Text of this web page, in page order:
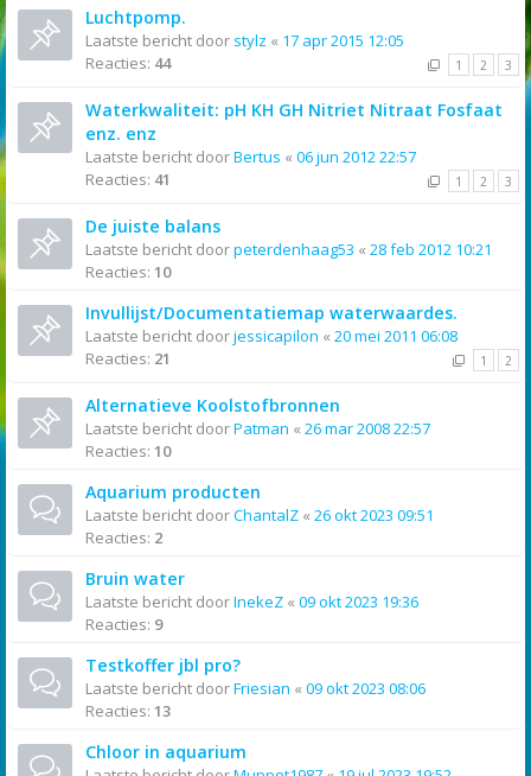
Luchtpomp.
Laatste bericht door stylz « 17 apr 2015 12:05
Reacties: 44 1 2 3
Waterkwaliteit: pH KH GH Nitriet Nitraat Fosfaat
enz. enz
Laatste bericht doorBertus « 06 jun 2012 22:57
Reacties: 41 1 2 3
De juiste balans
Laatste bericht doorpeterdenhaag53 « 28 feb 2012 10:21
Reacties: 10
Invullijst/Documentatiemap waterwaardes.
Laatste bericht doorjessicapilon « 20 mei 2011 06:08
Reacties: 21 1 2
Alternatieve Koolstofbronnen
Laatste bericht doorPatman « 26 mar 2008 22:57
Reacties: 10
Aquarium producten
Laatste bericht doorChantalZ « 26 okt 2023 09:51
Reacties: 2
Bruin water
Laatste bericht doorInekeZ « 09 okt 2023 19:36
Reacties: 9
Testkoffer jbl pro?
Laatste bericht doorFriesian « 09 okt 2023 08:06
Reacties: 13
Chloor in aquarium